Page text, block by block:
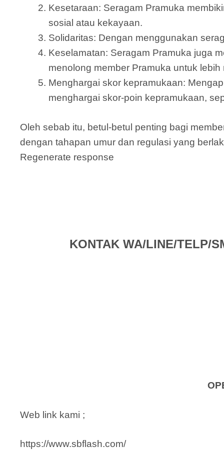
Kesetaraan: Seragam Pramuka
sosial atau kekayaan.
Solidaritas: Dengan menggunakan
Keselamatan: Seragam Pramuka juga
menolong member Pramuka untuk
Menghargai skor kepramukaan:
menghargai skor-poin kepramukaan,
Oleh sebab itu, betul-betul penting bagi
dengan tahapan umur dan regulasi yang
Regenerate response
KONTAK WA/LINE/TELP/
Web link kami ;
https://www.sbflash.com/